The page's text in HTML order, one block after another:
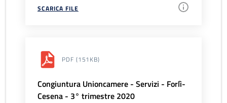
SCARICA FILE
PDF (151KB)
Congiuntura Unioncamere - Servizi - Forlì-
Cesena - 3° trimestre 2020